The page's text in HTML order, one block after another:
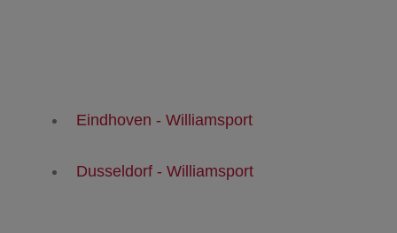
Eindhoven - Williamsport
Dusseldorf - Williamsport